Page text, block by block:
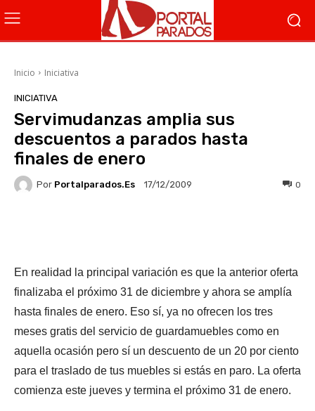
Inicio Iniciativa
INICIATIVA
Servimudanzas amplia sus
descuentos a parados hasta
finales de enero
Por Portalparados.es 17/12/2009 0
En realidad la principal variación es que la anterior oferta
finalizaba el próximo 31 de diciembre y ahora se amplía
hasta finales de enero. Eso sí, ya no ofrecen los tres
meses gratis del servicio de guardamuebles como en
aquella ocasión pero sí un descuento de un 20 por ciento
para el traslado de tus muebles si estás en paro. La oferta
comienza este jueves y termina el próximo 31 de enero.